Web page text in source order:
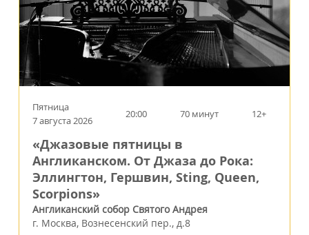
Пятница
7 августа 2026
20:00 70 минут 12+
«Джазовые пятницы в
Англиканском. От Джаза до Рока:
Эллингтон, Гершвин, Sting, Queen,
Scorpions»
Англиканский собор Святого Андрея
г. Москва, Вознесенский пер., д.8